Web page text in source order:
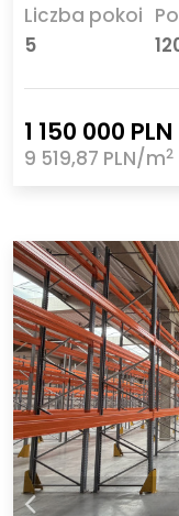
Liczba pokoi
5
1 150 000 PLN
9 519,87 PLN/m2